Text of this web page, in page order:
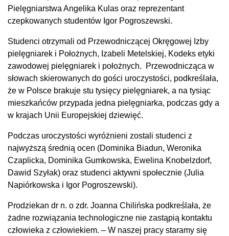
Pielęgniarstwa Angelika Kulas oraz reprezentant
czepkowanych studentów Igor Pogroszewski.
Studenci otrzymali od Przewodniczącej Okręgowej Izby
pielęgniarek i Położnych, Izabeli Metelskiej, Kodeks etyki
zawodowej pielęgniarek i położnych. Przewodnicząca w
słowach skierowanych do gości uroczystości, podkreślała,
że w Polsce brakuje stu tysięcy pielęgniarek, a na tysiąc
mieszkańców przypada jedna pielęgniarka, podczas gdy a
w krajach Unii Europejskiej dziewięć.
Podczas uroczystości wyróżnieni zostali studenci z
najwyższą średnią ocen (Dominika Biadun, Weronika
Czaplicka, Dominika Gumkowska, Ewelina Knobelzdorf,
Dawid Szyłak) oraz studenci aktywni społecznie (Julia
Napiórkowska i Igor Pogroszewski).
Prodziekan dr n. o zdr. Joanna Chilińska podkreślała, że
żadne rozwiązania technologiczne nie zastąpią kontaktu
człowieka z człowiekiem. – W naszej pracy staramy się